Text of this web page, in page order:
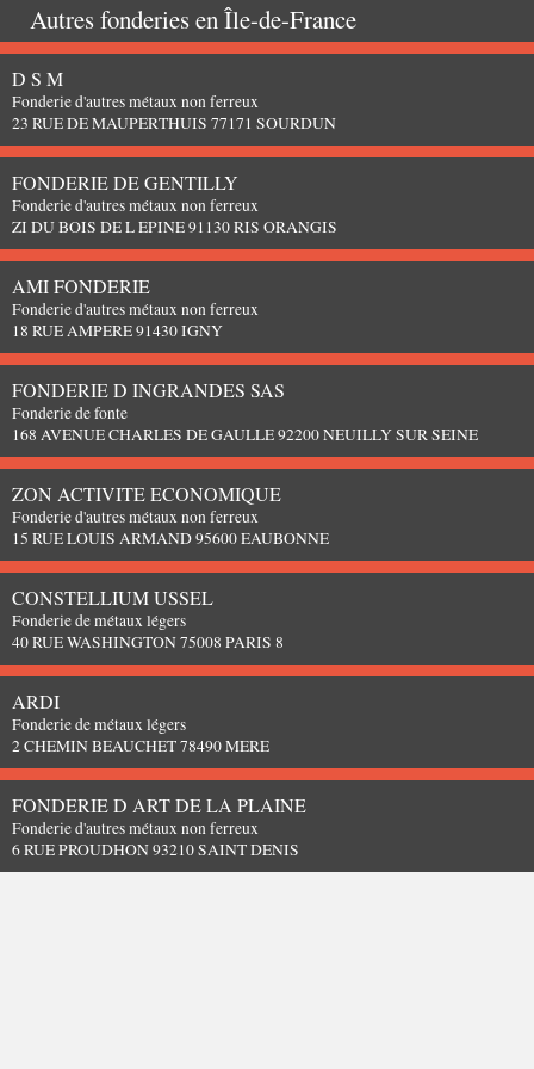
Autres fonderies enÎle-de-France
D S M
Fonderie d'autres métaux non ferreux
23 RUE DE MAUPERTHUIS 77171 SOURDUN
FONDERIE DE GENTILLY
Fonderie d'autres métaux non ferreux
ZI DU BOIS DE L EPINE 91130 RIS ORANGIS
AMI FONDERIE
Fonderie d'autres métaux non ferreux
18 RUE AMPERE 91430 IGNY
FONDERIE D INGRANDES SAS
Fonderie de fonte
168 AVENUE CHARLES DE GAULLE 92200 NEUILLY SUR SEINE
ZON ACTIVITE ECONOMIQUE
Fonderie d'autres métaux non ferreux
15 RUE LOUIS ARMAND 95600 EAUBONNE
CONSTELLIUM USSEL
Fonderie de métaux légers
40 RUE WASHINGTON 75008 PARIS 8
ARDI
Fonderie de métaux légers
2 CHEMIN BEAUCHET 78490 MERE
FONDERIE D ART DE LA PLAINE
Fonderie d'autres métaux non ferreux
6 RUE PROUDHON 93210 SAINT DENIS